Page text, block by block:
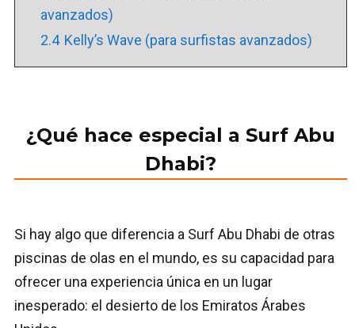
avanzados)
2.4 Kelly’s Wave (para surfistas avanzados)
¿Qué hace especial a Surf Abu
Dhabi?
Si hay algo que diferencia a Surf Abu Dhabi de otras
piscinas de olas en el mundo, es su capacidad para
ofrecer una experiencia única en un lugar
inesperado: el desierto de los Emiratos Árabes